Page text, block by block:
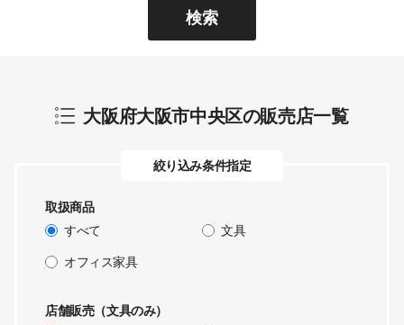
検索
大阪府大阪市中央区の販売店一覧
絞り込み条件指定
取扱商品
すべて
文具
オフィス家具
店舗販売（文具のみ）